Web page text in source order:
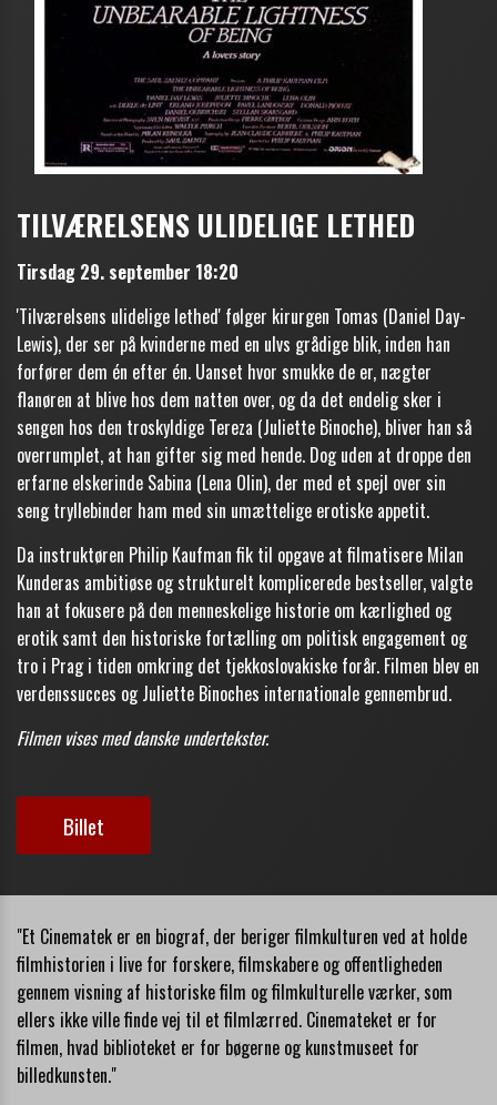
TILVÆRELSENS ULIDELIGE LETHED
Tirsdag 29. september 18:20
'Tilværelsens ulidelige lethed' følger kirurgen Tomas (Daniel Day-
Lewis), der ser på kvinderne med en ulvs grådige blik, inden han
forfører dem én efter én. Uanset hvor smukke de er, nægter
flanøren at blive hos dem natten over, og da det endelig sker i
sengen hos den troskyldige Tereza (Juliette Binoche), bliver han så
overrumplet, at han gifter sig med hende. Dog uden at droppe den
erfarne elskerinde Sabina (Lena Olin), der med et spejl over sin
seng tryllebinder ham med sin umættelige erotiske appetit.
Da instruktøren Philip Kaufman fik til opgave at filmatisere Milan
Kunderas ambitiøse og strukturelt komplicerede bestseller, valgte
han at fokusere på den menneskelige historie om kærlighed og
erotik samt den historiske fortælling om politisk engagement og
tro i Prag i tiden omkring det tjekkoslovakiske forår. Filmen blev en
verdenssucces og Juliette Binoches internationale gennembrud.
Filmen vises med danskeundertekster.
Billet
"Et Cinematek er en biograf, der beriger filmkulturen ved at holde
filmhistorien i live for forskere, filmskabere og offentligheden
gennem visning af historiske film og filmkulturelle værker, som
ellers ikke ville finde vej til et filmlærred. Cinemateket er for
filmen, hvad biblioteket er for bøgerne og kunstmuseet for
billedkunsten."